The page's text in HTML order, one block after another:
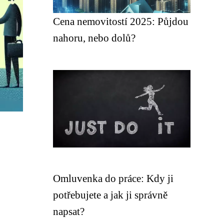
Cena nemovitostí 2025: Půjdou
nahoru, nebo dolů?
Omluvenka do práce: Kdy ji
potřebujete a jak ji správně
napsat?